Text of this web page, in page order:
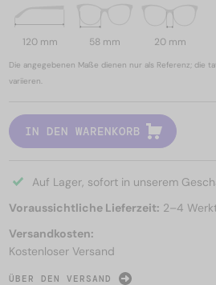
120 mm 58 mm 20 mm
Die angegebenen Maße dienen nur als Referenz; die
variieren.
IN DEN WARENKORB
Auf Lager, sofort in unserem
Voraussichtliche Lieferzeit: 2–4
Versandkosten:
Kostenloser Versand
ÜBER DEN VERSAND